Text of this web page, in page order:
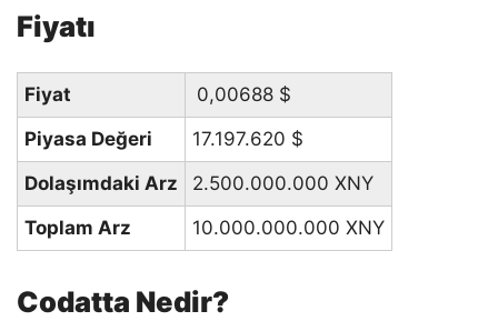
Fiyatı
Fiyat 0,00688 $
Piyasa Değeri
17.197.620 $
Dolaşımdaki Arz
2.500.000.000 XNY
Toplam Arz
10.000.000.000 XNY
Codatta Nedir?